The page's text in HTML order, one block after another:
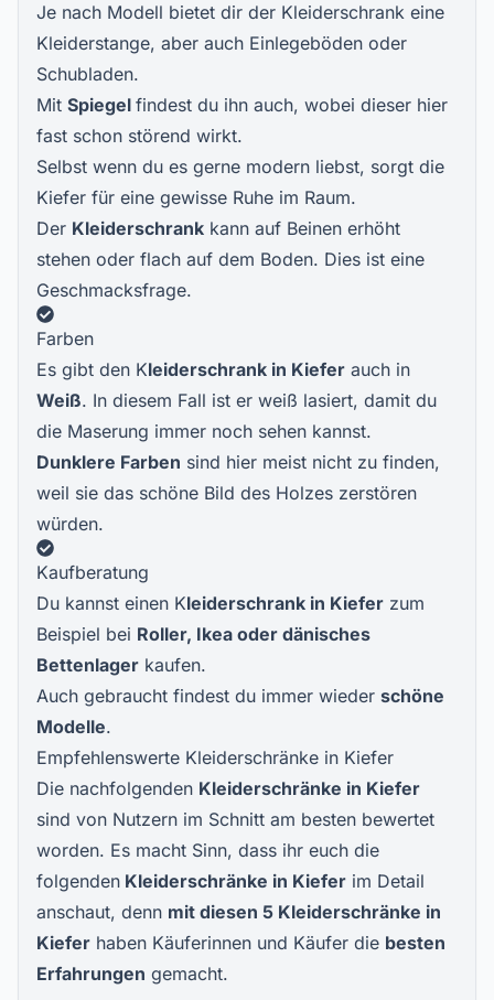
Je nach Modell bietet dir der Kleiderschrank eine
Kleiderstange, aber auch Einlegeböden oder
Schubladen.
Mit Spiegel findest du ihn auch, wobei dieser hier
fast schon störend wirkt.
Selbst wenn du es gerne modern liebst, sorgt die
Kiefer für eine gewisse Ruhe im Raum.
Der Kleiderschrank kann auf Beinen erhöht
stehen oder flach auf dem Boden. Dies ist eine
Geschmacksfrage.
Farben
Es gibt den Kleiderschrank in Kiefer auch in
Weiß. In diesem Fall ist er weiß lasiert, damit du
die Maserung immer noch sehen kannst.
Dunklere Farben sind hier meist nicht zu finden,
weil sie das schöne Bild des Holzes zerstören
würden.
Kaufberatung
Du kannst einen Kleiderschrank in Kiefer zum
Beispiel bei Roller, Ikea oder dänisches
Bettenlager kaufen.
Auch gebraucht findest du immer wieder schöne
Modelle.
Empfehlenswerte Kleiderschränke in Kiefer
Die nachfolgenden Kleiderschränke in Kiefer
sind von Nutzern im Schnitt am besten bewertet
worden. Es macht Sinn, dass ihr euch die
folgenden Kleiderschränke in Kiefer im Detail
anschaut, denn mit diesen 5 Kleiderschränke in
Kiefer haben Käuferinnen und Käufer die besten
Erfahrungen gemacht.